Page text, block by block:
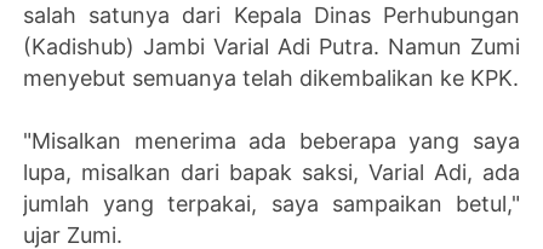
salah satunya dari Kepala Dinas Perhubungan
(Kadishub) Jambi Varial Adi Putra. Namun Zumi
menyebut semuanya telah dikembalikan ke KPK.
"Misalkan menerima ada beberapa yang saya
lupa, misalkan dari bapak saksi, Varial Adi, ada
jumlah yang terpakai, saya sampaikan betul,"
ujar Zumi.